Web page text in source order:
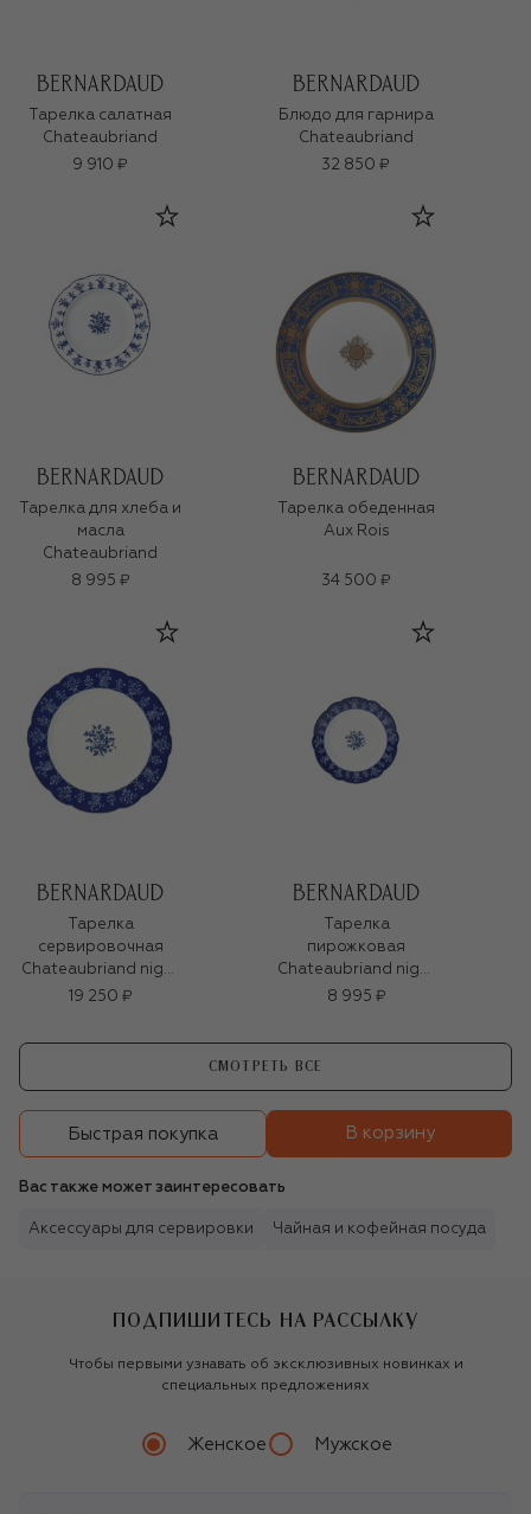
Тарелка салатная
Chateaubriand
9 910 ₽
Блюдо для гарнира
Chateaubriand
32 850 ₽
Тарелка для хлеба и
масла
Chateaubriand
8 995 ₽
Тарелка обеденная
Aux Rois
34 500 ₽
Тарелка
сервировочная
Chateaubriand night
blue
19 250 ₽
Тарелка
пирожковая
Chateaubriand night
blue
8 995 ₽
СМОТРЕТЬ ВСЕ
Быстрая покупка В корзину
Вас также может заинтересовать
Аксессуары для сервировки Чайная и кофейная посуда
ПОДПИШИТЕСЬ НА РАССЫЛКУ
Чтобы первыми узнавать об эксклюзивных новинках и
специальных предложениях
Женское Мужское